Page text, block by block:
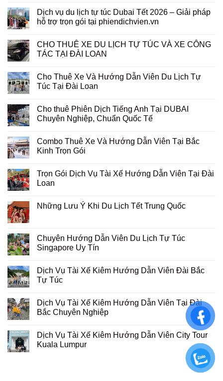
Dịch vụ du lịch tự túc Dubai Tết 2026 – Giải pháp
hỗ trợ trọn gói tại phiendichvien.vn
CHO THUÊ XE DU LỊCH TỰ TÚC VÀ XE CÔNG
TÁC TẠI ĐÀI LOAN
Cho Thuê Xe Và Hướng Dẫn Viên Du Lịch Tự
Túc Tại Đài Loan
Cho thuê Phiên Dịch Tiếng Anh Tại DUBAI
Chuyên Nghiệp, Chuẩn Quốc Tế
Combo Thuê Xe Và Hướng Dẫn Viên Tại Bắc
Kinh Trọn Gói
Trọn Gói Dịch Vụ Tài Xế Hướng Dẫn Viên Tại Đài
Loan
Những Lưu Ý Khi Du Lịch Tết Trung Quốc
Chuyên Hướng Dẫn Viên Du Lịch Tự Túc
Singapore Uy Tín
Dịch Vụ Tài Xế Kiêm Hướng Dẫn Viên Đài Bắc
Tự Túc
Dịch Vụ Tài Xế Kiêm Hướng Dẫn Viên Tại Đài
Bắc Chuyên Nghiệp
Dịch Vụ Tài Xế Kiêm Hướng Dẫn Viên City Tour
Kuala Lumpur